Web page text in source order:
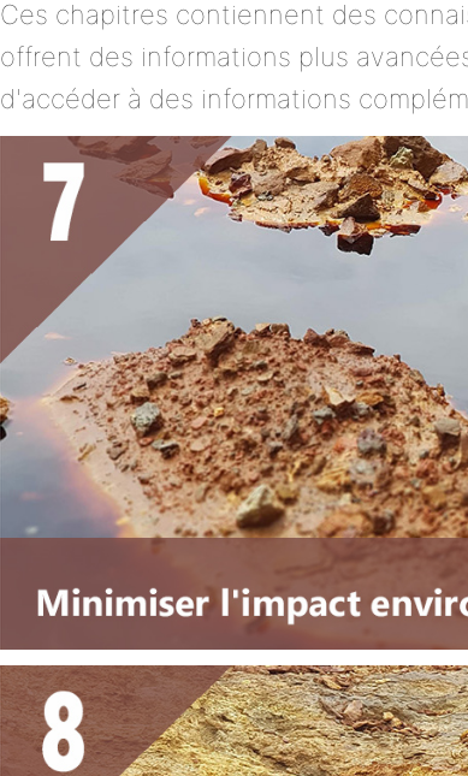
Ces chapitres contiennent des
offrent des informations plus
d'accéder à des informations